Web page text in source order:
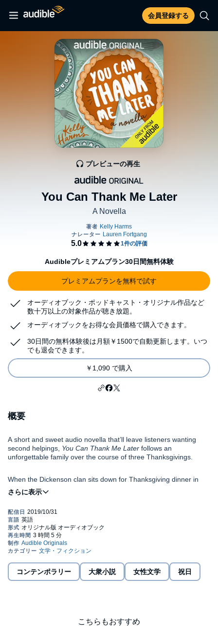
会員登録する
You Can Thank Me Later
A Novella
プレビューの再生
Audibleプレミアムプラン30日間無料体験
プレミアムプランを無料で試す
オーディオブック・ポッドキャスト・オリジナル作品など
数十万以上の対象作品が聴き放題。
オーディオブックをお得な会員価格で購入できます。
30日間の無料体験後は月額￥1500で自動更新します。いつ
でも退会できます。
￥1,090 で購入
概要
A short and sweet audio novella that’ll leave listeners wanting
second helpings, You Can Thank Me Later follows an
unforgettable family over the course of three Thanksgivings.
When the Dickenson clan sits down for Thanksgiving dinner in
2016, it is the last holiday when their tight-knit family will ever be
the same. Oldest brother Pete and his wife are expecting their
restaurant, The Little Plum, to bother with any kind of social life.
And middle child Charlie’s happy, uncomplicated life as a
Midwestern science professor is upended when his wife Annette
is diagnosed with a terminal illness. Knowing this will be her last
Thanksgiving, Annette asks Sophie to look after Charlie after
with an insufferable new girlfriend at the next holiday meal.
From the best-selling author of
this heartwarming novella embraces the spirit and gratitude of the
holiday, and shows how a family’s love can endure anything.
©2019 Kelly Harms (P)2019 Audible Originals, LLC.
コンテンポラリー
大衆小説 女性文学 祝日
こちらもおすすめ